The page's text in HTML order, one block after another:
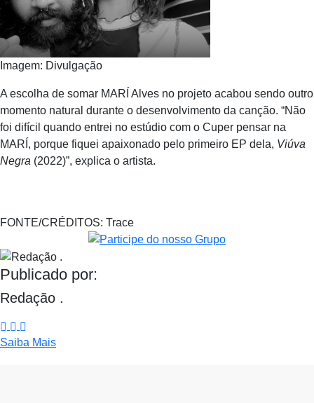
Imagem: Divulgação
A escolha de somar MARÍ Alves no projeto acabou sendo outro
momento natural durante o desenvolvimento da canção. “Não
foi difícil quando entrei no estúdio com o Cuper pensar na
MARÍ, porque fiquei apaixonado pelo primeiro EP dela, Viúva
Negra (2022)”, explica o artista.
FONTE/CRÉDITOS: Trace
Publicado por:
Redação .
Saiba Mais